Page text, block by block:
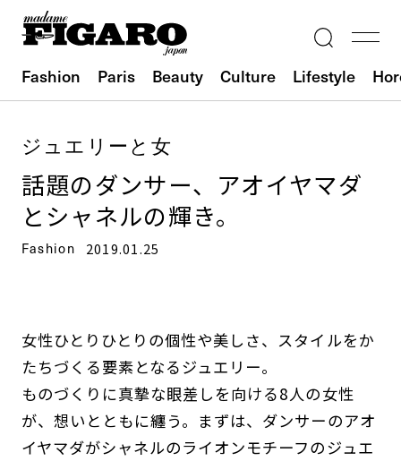
Fashion Paris Beauty Culture Lifestyle
ジュエリーと女
話題のダンサー、アオイヤマダ
とシャネルの輝き。
Fashion 2019.01.25
女性ひとりひとりの個性や美しさ、スタイルをか
たちづくる要素となるジュエリー。
ものづくりに真摯な眼差しを向ける8人の女性
が、想いとともに纏う。まずは、ダンサーのアオ
イヤマダがシャネルのライオンモチーフのジュエ